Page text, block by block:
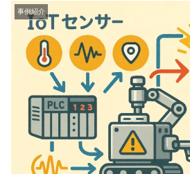
事例紹介